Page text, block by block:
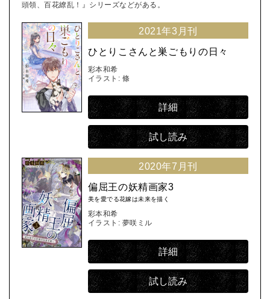
頭領、百花繚乱！』シリーズなどがある。
2021年3月刊
ひとりこさんと巣ごもりの日々
彩本和希
イラスト: 條
詳細
試し読み
2020年7月刊
偏屈王の妖精画家3
美を愛でる花嫁は未来を描く
彩本和希
イラスト: 夢咲ミル
詳細
試し読み